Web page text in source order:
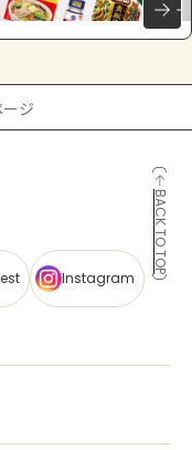
ジ
BACK TO TOP
Instagram